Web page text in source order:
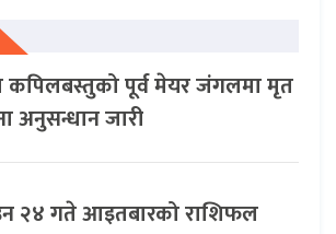
कपिलबस्तुको पूर्व मेयर जंगलमा मृत
अनुसन्धान जारी
२४ गते आइतबारको राशिफल